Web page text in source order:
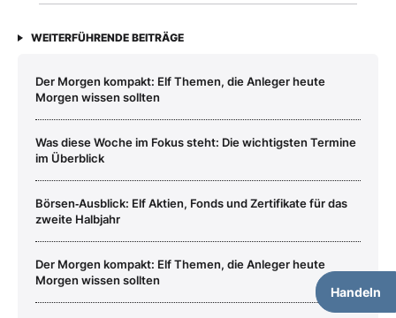
Handeln
WEITERFÜHRENDE BEITRÄGE
Der Morgen kompakt: Elf Themen, die Anleger heute
Morgen wissen sollten
Was diese Woche im Fokus steht: Die wichtigsten Termine
im Überblick
Börsen‑Ausblick: Elf Aktien, Fonds und Zertifikate für das
zweite Halbjahr
Der Morgen kompakt: Elf Themen, die Anleger heute
Morgen wissen sollten